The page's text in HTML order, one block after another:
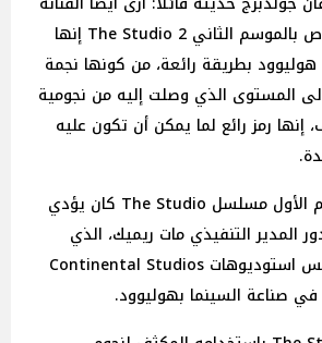
زيندايا في ظهور خاص بالموسم الثاني The Studio 2 إنها
بطريقة رائعة، من كونها نجمة
المستوى الذي وصلت إليه من نجومية
إنها رمز رائع لما يمكن أن تكون عليه
يُذكر أنه في الموسم الأول مسلسل The Studio كان يؤدي
المدير التنفيذي مات ريميك، الذي
يُرقّى إلى منصب رئيس استوديوهات Continental Studios
صناعة السينما بهوليوود.